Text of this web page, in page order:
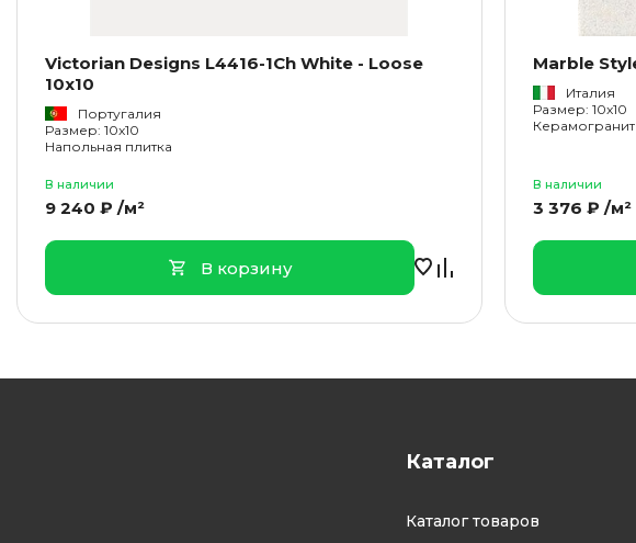
Victorian Designs L4416-1Ch White - Loose
10x10
Португалия
Размер: 10x10
Напольная плитка
В наличии
9 240 ₽ /м²
В корзину
Marble
Италия
Размер: 10x10
Керамогранит
В наличии
3 376 ₽ /м²
Каталог
Каталог товаров